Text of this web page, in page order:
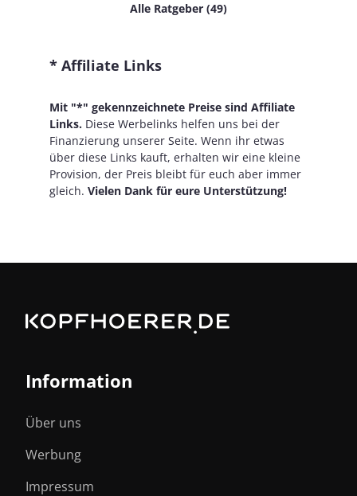
Alle Ratgeber (49)
* Affiliate Links
Mit "*" gekennzeichnete Preise sind Affiliate
Links. Diese Werbelinks helfen uns bei der
Finanzierung unserer Seite. Wenn ihr etwas
über diese Links kauft, erhalten wir eine kleine
Provision, der Preis bleibt für euch aber immer
gleich. Vielen Dank für eure Unterstützung!
Information
Über uns
Werbung
Impressum